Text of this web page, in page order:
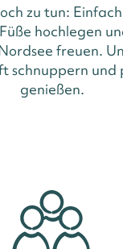
zu tun:
hochlegen
freuen.
schnuppern und
genießen.